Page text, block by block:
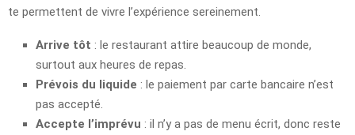
te permettent de vivre l’expérience sereinement.
Arrive tôt : le restaurant attire beaucoup de monde,
surtout aux heures de repas.
Prévois du liquide : le paiement par carte bancaire n’est
pas accepté.
Accepte l’imprévu : il n’y a pas de menu écrit, donc reste